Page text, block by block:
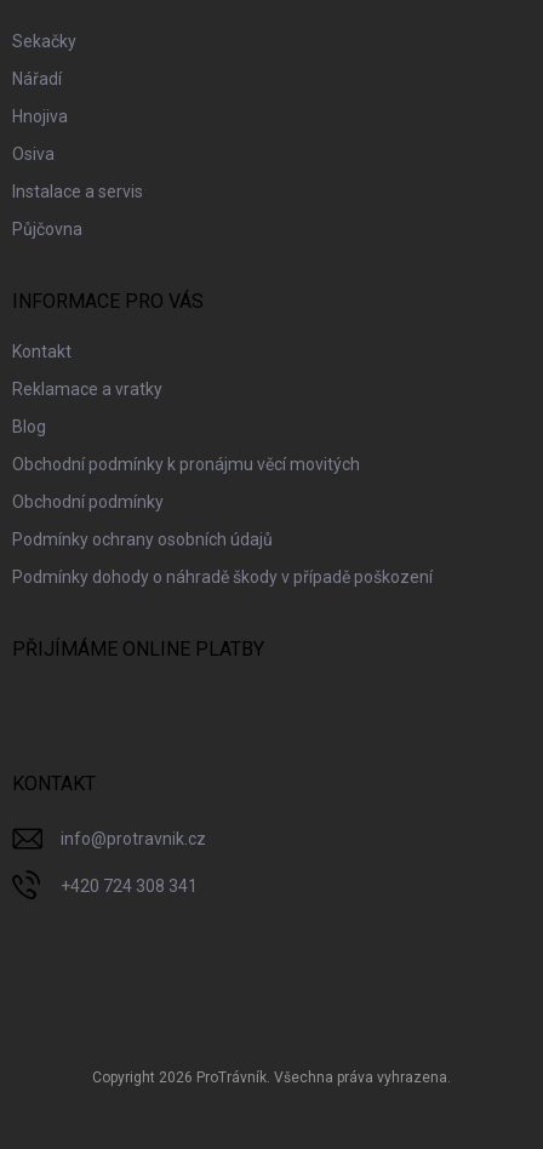
Sekačky
Nářadí
Hnojiva
Osiva
Instalace a servis
Půjčovna
INFORMACE PRO VÁS
Kontakt
Reklamace a vratky
Blog
Obchodní podmínky k pronájmu věcí movitých
Obchodní podmínky
Podmínky ochrany osobních údajů
Podmínky dohody o náhradě škody v případě poškození
PŘIJÍMÁME ONLINE PLATBY
KONTAKT
info@protravnik.cz
+420 724 308 341
Copyright 2026 ProTrávník . Všechna práva vyhrazena.